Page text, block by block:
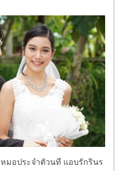
หมอประจำตัวนที แอบรักรินร